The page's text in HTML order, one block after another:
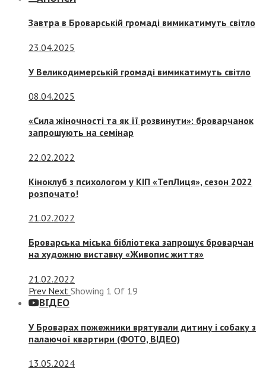
Завтра в Броварській громаді вимикатимуть світло
23.04.2025
У Великодимерській громаді вимикатимуть світло
08.04.2025
«Сила жіночності та як її розвинути»: броварчанок
запрошують на семінар
22.02.2022
Кіноклуб з психологом у КІП «ТепЛиця», сезон 2022
розпочато!
21.02.2022
Броварська міська бібліотека запрошує броварчан
на художню виставку «Живопис життя»
21.02.2022
Prev Next Showing 1 Of 19
ВІДЕО
У Броварах пожежники врятували дитину і собаку з
палаючої квартири (ФОТО, ВІДЕО)
13.05.2024